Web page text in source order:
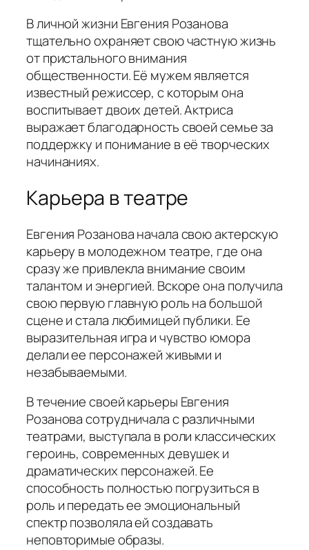
В личной жизни Евгения Розанова
тщательно охраняет свою частную жизнь
от пристального внимания
общественности. Её мужем является
известный режиссер, с которым она
воспитывает двоих детей. Актриса
выражает благодарность своей семье за
поддержку и понимание в её творческих
начинаниях.
Карьера в театре
Евгения Розанова начала свою актерскую
карьеру в молодежном театре, где она
сразу же привлекла внимание своим
талантом и энергией. Вскоре она получила
свою первую главную роль на большой
сцене и стала любимицей публики. Ее
выразительная игра и чувство юмора
делали ее персонажей живыми и
незабываемыми.
В течение своей карьеры Евгения
Розанова сотрудничала с различными
театрами, выступала в роли классических
героинь, современных девушек и
драматических персонажей. Ее
способность полностью погрузиться в
роль и передать ее эмоциональный
спектр позволяла ей создавать
неповторимые образы.